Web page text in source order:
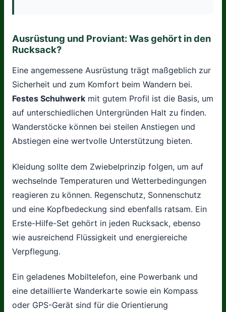
Ausrüstung und Proviant: Was gehört in den
Rucksack?
Eine angemessene Ausrüstung trägt maßgeblich zur
Sicherheit und zum Komfort beim Wandern bei.
Festes Schuhwerk mit gutem Profil ist die Basis, um
auf unterschiedlichen Untergründen Halt zu finden.
Wanderstöcke können bei steilen Anstiegen und
Abstiegen eine wertvolle Unterstützung bieten.
Kleidung sollte dem Zwiebelprinzip folgen, um auf
wechselnde Temperaturen und Wetterbedingungen
reagieren zu können. Regenschutz, Sonnenschutz
und eine Kopfbedeckung sind ebenfalls ratsam. Ein
Erste-Hilfe-Set gehört in jeden Rucksack, ebenso
wie ausreichend Flüssigkeit und energiereiche
Verpflegung.
Ein geladenes Mobiltelefon, eine Powerbank und
eine detaillierte Wanderkarte sowie ein Kompass
oder GPS-Gerät sind für die Orientierung